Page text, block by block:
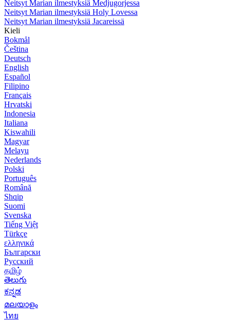
Neitsyt Marian ilmestyksiä Medjugorjessa
Neitsyt Marian ilmestyksiä Holy Lovessa
Neitsyt Marian ilmestyksiä Jacareissä
Kieli
Bokmål
Čeština
Deutsch
English
Español
Filipino
Français
Hrvatski
Indonesia
Italiana
Kiswahili
Magyar
Melayu
Nederlands
Polski
Português
Română
Shqip
Suomi
Svenska
Tiếng Việt
Türkçe
ελληνικά
Български
Русский
தமிழ்
తెలుగు
ಕನ್ನಡ
മലയാളം
ไทย